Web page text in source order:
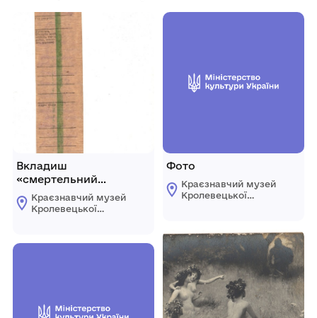
Вкладиш
«смертельний
медальйон»
Краєзнавчий музей
Кролевецької
Фото
Краєзнавчий музей
Кролевецької